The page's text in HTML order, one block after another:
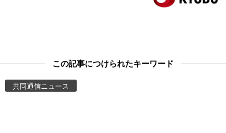
この記事につけられたキーワード
共同通信ニュース